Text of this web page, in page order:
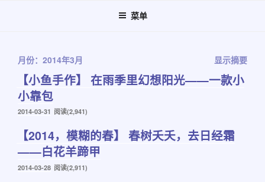
菜单
显示摘要
月份：2014年3月
【小鱼手作】 在雨季里幻想阳光——一款小
小靠包
发
2014-03-31 阅读(2,941)
【2014，模糊的春】 春树夭夭，去日经霜
——白花羊蹄甲
发
2014-03-28 阅读(2,911)